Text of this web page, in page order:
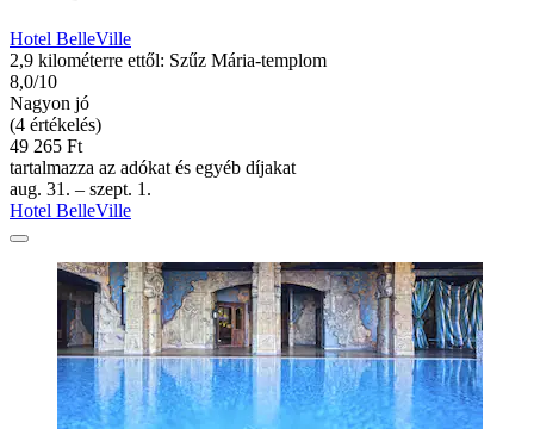
Hotel BelleVille
2,9 kilométerre ettől: Szűz Mária-templom
8,0/10
Nagyon jó
(4 értékelés)
49 265 Ft
tartalmazza az adókat és egyéb díjakat
aug. 31. – szept. 1.
Hotel BelleVille